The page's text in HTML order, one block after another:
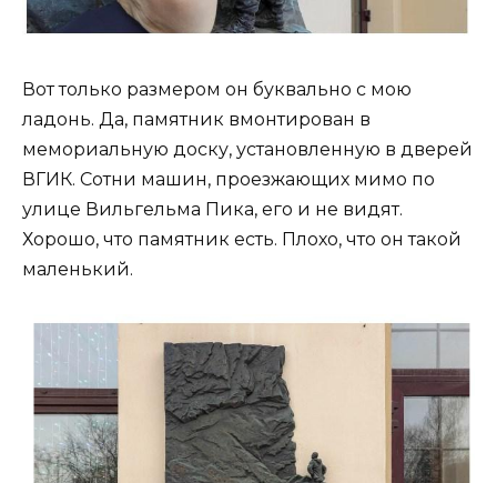
Вот только размером он буквально с мою
ладонь. Да, памятник вмонтирован в
мемориальную доску, установленную в дверей
ВГИК. Сотни машин, проезжающих мимо по
улице Вильгельма Пика, его и не видят.
Хорошо, что памятник есть. Плохо, что он такой
маленький.